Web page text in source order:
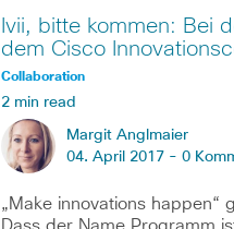
Ivii, bitte kommen: Bei
dem Cisco
Collaboration
2 min read
Margit Anglmaier
04. April 2017 - 0
„Make innovations happen“
Dass der Name Programm